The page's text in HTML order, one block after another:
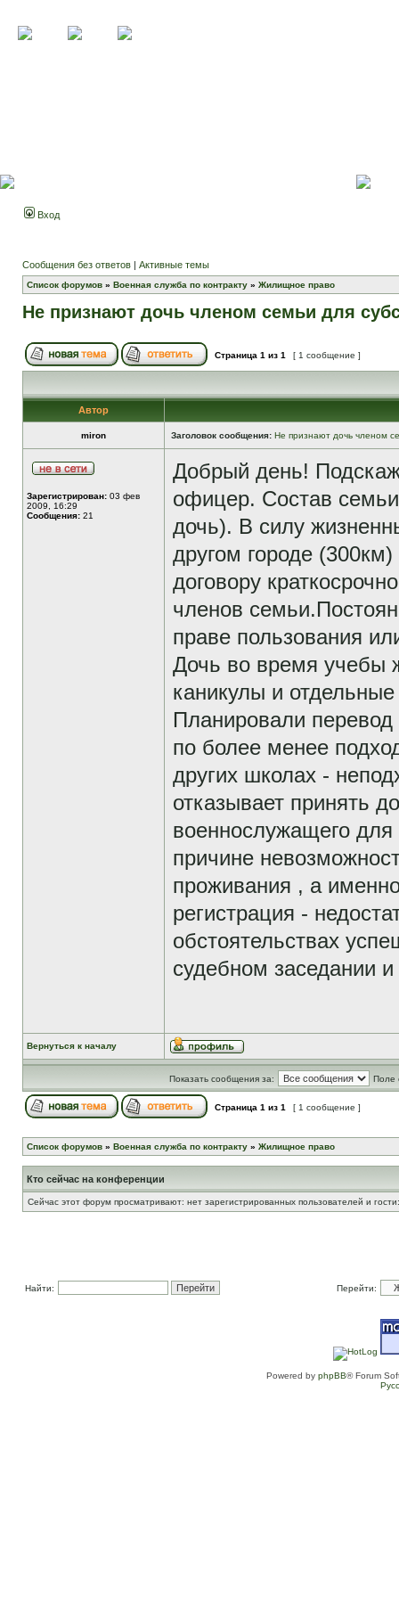
Вход
Сообщения без ответов | Активные темы
Список форумов » Военная служба по контракту » Жилищное право
Не признают дочь членом семьи для
Страница 1 из 1 [ 1 сообщение ]
Автор
miron Заголовок сообщения: Не признают дочь членом
Зарегистрирован: 03 фев
2009, 16:29
Сообщения: 21
Добрый день!
офицер. Состав
дочь). В силу
другом городе
договору
членов
праве пользования
Дочь во время учебы
каникулы и
Планировали
по более менее
других школах -
отказывает принять
военнослужащего
причине
проживания , а
регистрация -
обстоятельствах
судебном заседании
Вернуться к началу
Показать сообщения за: Поле
Страница 1 из 1 [ 1 сообщение ]
Список форумов » Военная служба по контракту » Жилищное право
Кто сейчас на конференции
Сейчас этот форум просматривают: нет зарегистрированных пользователей и
Найти: Перейти:
Powered by phpBB® Forum